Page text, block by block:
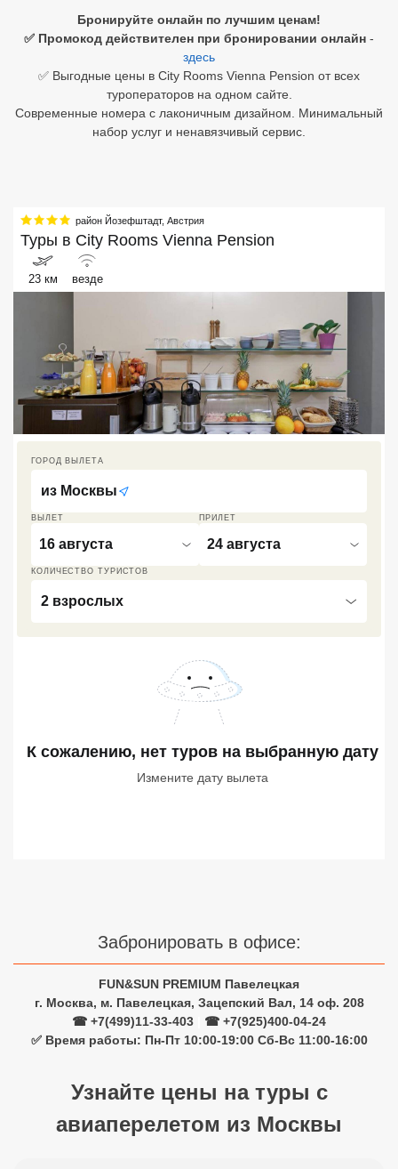
Бронируйте онлайн по лучшим ценам!
✅ Промокод действителен при бронировании онлайн -
здесь
✅ Выгодные цены в City Rooms Vienna Pension от всех
туроператоров на одном сайте.
Современные номера с лаконичным дизайном. Минимальный
набор услуг и ненавязчивый сервис.
район Йозефштадт, Австрия
Туры в City Rooms Vienna Pension
23 км везде
ВЫЛЕТ
16 августа
ПРИЛЕТ
24 августа
КОЛИЧЕСТВО ТУРИСТОВ
2 взрослых
ГОРОД ВЫЛЕТА
из Москвы
К сожалению, нет туров на выбранную дату
Измените дату вылета
Забронировать в офисе:
FUN&SUN PREMIUM Павелецкая
г. Москва, м. Павелецкая, Зацепский Вал, 14 оф. 208
☎ +7(499)11-33-403
☎ +7(925)400-04-24
✅ Время работы: Пн-Пт 10:00-19:00 Сб-Вс 11:00-16:00
Узнайте цены на туры с
авиаперелетом из Москвы
Египет
Куба
Северный Гоа
Южный Гоа
Абхазия
Большой Сочи
Кав Мин Воды
Экскурсионные туры
VIP отели 5 звезд
Недорогие отели 3*
Сетевые отели Вьетнама
Сетевые отели Мальдив
Сетевые отели Бали